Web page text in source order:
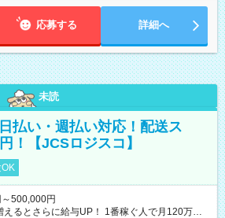
応募する 詳細へ
未読
払い・週払い対応！配送ス
！【JCSロジスコ】
500,000円
るとさらに給与UP！ 1番稼ぐ人で月120万ほ